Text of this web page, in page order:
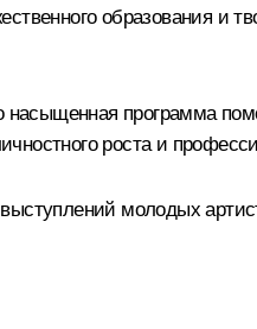
образования и
программа
роста и
молодых